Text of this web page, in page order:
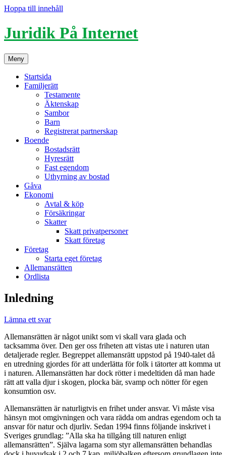
Hoppa till innehåll
Juridik På Internet
Meny
Startsida
Familjerätt
Testamente
Äktenskap
Sambor
Barn
Registrerat partnerskap
Boende
Bostadsrätt
Hyresrätt
Fast egendom
Uthyrning av bostad
Gåva
Ekonomi
Avtal & köp
Försäkringar
Skatter
Skatt privatpersoner
Skatt företag
Företag
Starta eget företag
Allemansrätten
Ordlista
Inledning
Lämna ett svar
Allemansrätten är något unikt som vi skall vara glada och
tacksamma över. Den ger oss friheten att vistas ute i naturen utan
detaljerade regler. Begreppet allemansrätt uppstod på 1940-talet då
en utredning gjordes för att underlätta för folk i tätorter att komma ut
i naturen. Allemansrätten har dock rötter i medeltiden då man hade
rätt att valla djur i skogen, plocka bär, svamp och nötter för egen
konsumtion osv.
Allemansrätten är naturligtvis en frihet under ansvar. Vi måste visa
hänsyn mot omgivningen och vara rädda om andras egendom och ta
ansvar för natur och djurliv. Sedan 1994 finns följande inskrivet i
Sveriges grundlag: ”Alla ska ha tillgång till naturen enligt
allemansrätten”. Själva lagarna som styr allemansrätten behandlas